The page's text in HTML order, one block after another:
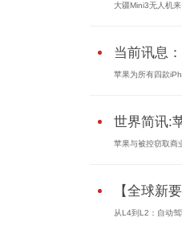
大疆Mini3无人机
当前讯息
苹果为所有四款
世界简讯:
苹果与被控窃取商
【全球新
从L4到L2：自动